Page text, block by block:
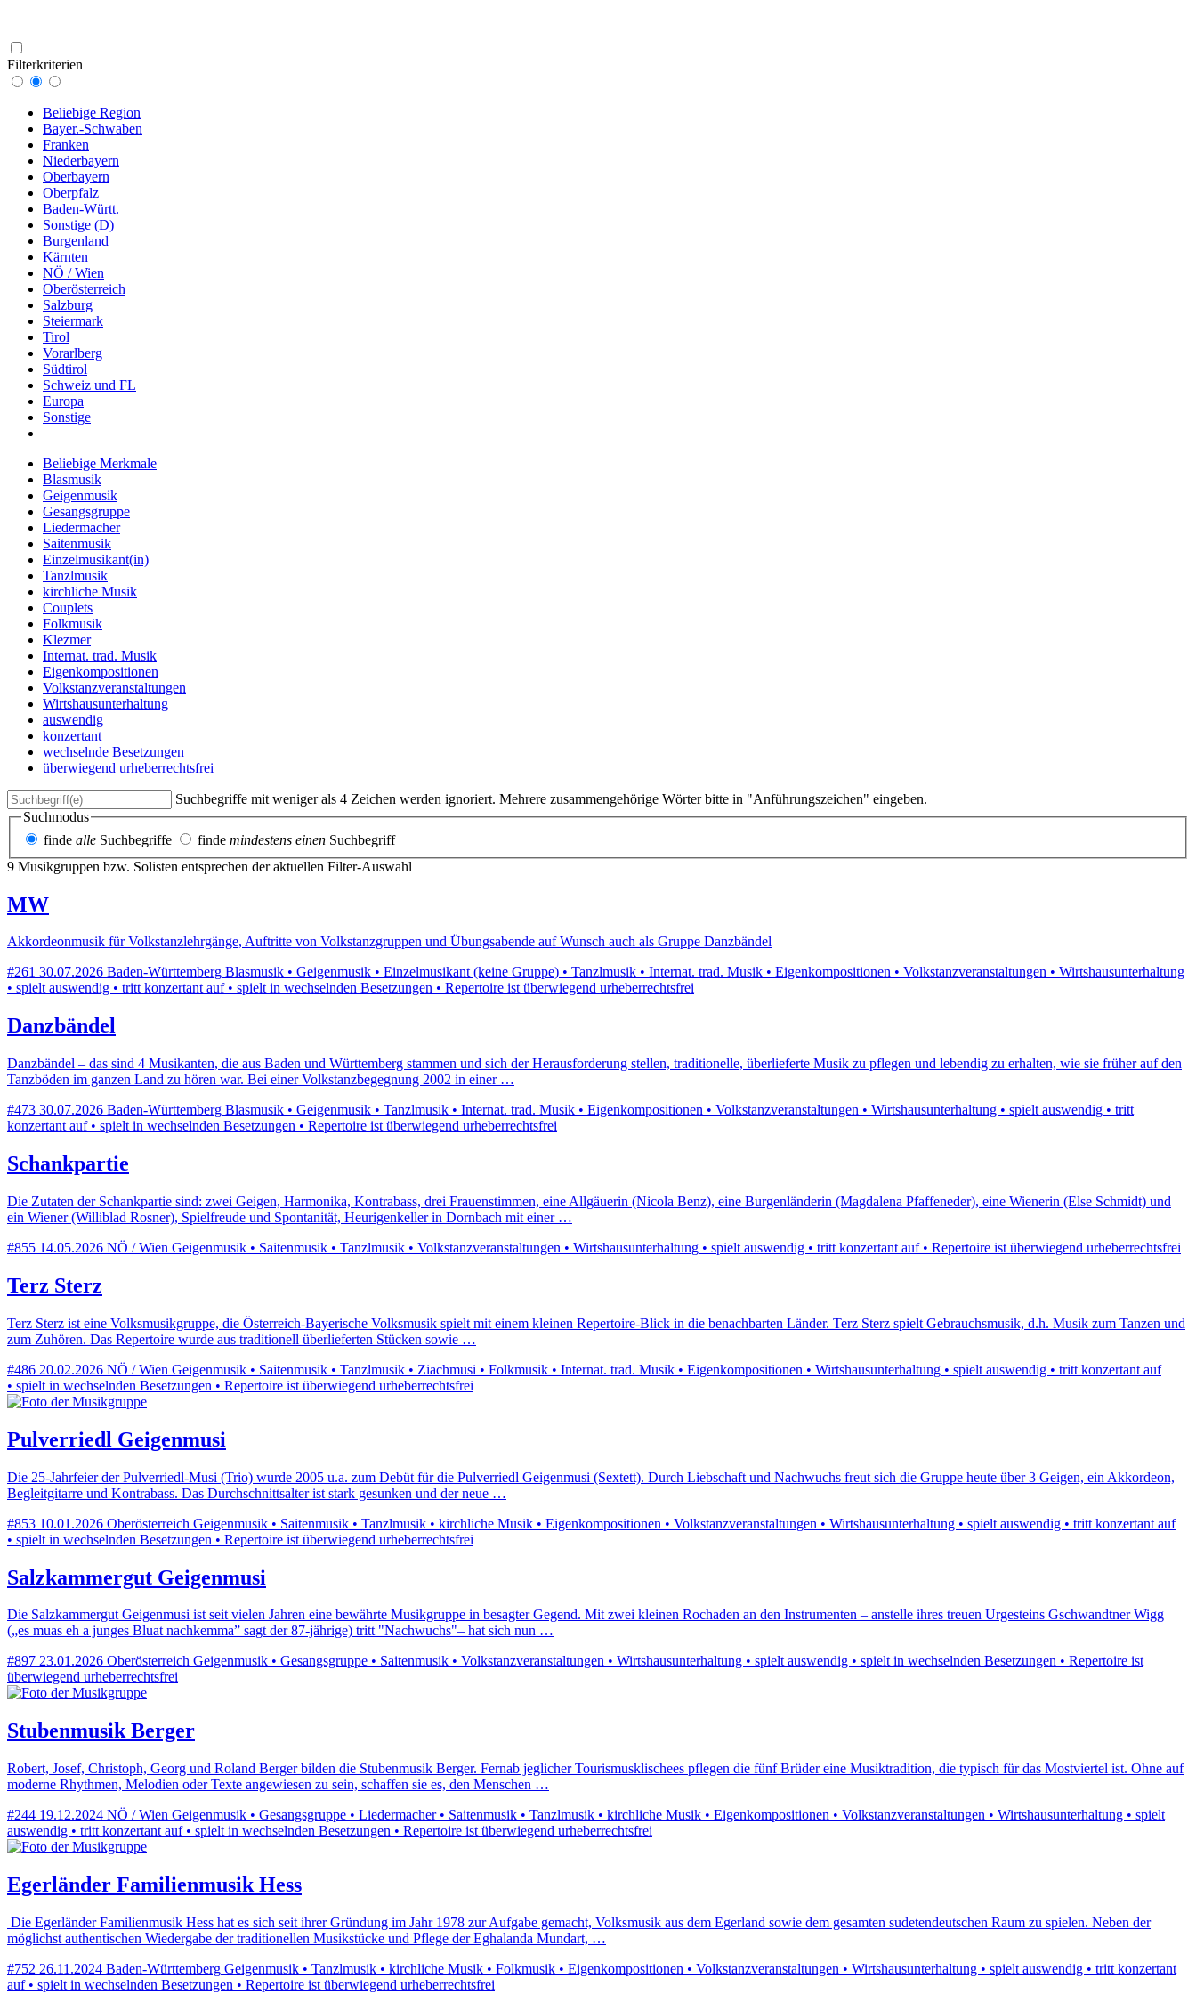
Filterkriterien
Beliebige Region
Bayer.-Schwaben
Franken
Niederbayern
Oberbayern
Oberpfalz
Baden-Württ.
Sonstige (D)
Burgenland
Kärnten
NÖ / Wien
Oberösterreich
Salzburg
Steiermark
Tirol
Vorarlberg
Südtirol
Schweiz und FL
Europa
Sonstige
Beliebige Merkmale
Blasmusik
Geigenmusik
Gesangsgruppe
Liedermacher
Saitenmusik
Einzelmusikant(in)
Tanzlmusik
kirchliche Musik
Couplets
Folkmusik
Klezmer
Internat. trad. Musik
Eigenkompositionen
Volkstanzveranstaltungen
Wirtshausunterhaltung
auswendig
konzertant
wechselnde Besetzungen
überwiegend urheberrechtsfrei
Suchbegriffe mit weniger als 4 Zeichen werden ignoriert. Mehrere zusammengehörige Wörter bitte in "Anführungszeichen" eingeben.
Suchmodus
finde alle Suchbegriffe finde mindestens einen Suchbegriff
9 Musikgruppen bzw. Solisten entsprechen der aktuellen Filter-Auswahl
MW
Akkordeonmusik für Volkstanzlehrgänge, Auftritte von Volkstanzgruppen und Übungsabende auf Wunsch auch als Gruppe Danzbändel
#261 30.07.2026 Baden-Württemberg Blasmusik • Geigenmusik • Einzelmusikant (keine Gruppe) • Tanzlmusik • Internat. trad. Musik • Eigenkompositionen • Volkstanzveranstaltungen • Wirtshausunterhaltung
• spielt auswendig • tritt konzertant auf • spielt in wechselnden Besetzungen • Repertoire ist überwiegend urheberrechtsfrei
Danzbändel
Danzbändel – das sind 4 Musikanten, die aus Baden und Württemberg stammen und sich der Herausforderung stellen, traditionelle, überlieferte Musik zu pflegen und lebendig zu erhalten, wie sie früher auf den
Tanzböden im ganzen Land zu hören war. Bei einer Volkstanzbegegnung 2002 in einer …
#473 30.07.2026 Baden-Württemberg Blasmusik • Geigenmusik • Tanzlmusik • Internat. trad. Musik • Eigenkompositionen • Volkstanzveranstaltungen • Wirtshausunterhaltung • spielt auswendig • tritt
konzertant auf • spielt in wechselnden Besetzungen • Repertoire ist überwiegend urheberrechtsfrei
Schankpartie
Die Zutaten der Schankpartie sind: zwei Geigen, Harmonika, Kontrabass, drei Frauenstimmen, eine Allgäuerin (Nicola Benz), eine Burgenländerin (Magdalena Pfaffeneder), eine Wienerin (Else Schmidt) und
ein Wiener (Williblad Rosner), Spielfreude und Spontanität, Heurigenkeller in Dornbach mit einer …
#855 14.05.2026 NÖ / Wien Geigenmusik • Saitenmusik • Tanzlmusik • Volkstanzveranstaltungen • Wirtshausunterhaltung • spielt auswendig • tritt konzertant auf • Repertoire ist überwiegend urheberrechtsfrei
Terz Sterz
Terz Sterz ist eine Volksmusikgruppe, die Österreich-Bayerische Volksmusik spielt mit einem kleinen Repertoire-Blick in die benachbarten Länder. Terz Sterz spielt Gebrauchsmusik, d.h. Musik zum Tanzen und
zum Zuhören. Das Repertoire wurde aus traditionell überlieferten Stücken sowie …
#486 20.02.2026 NÖ / Wien Geigenmusik • Saitenmusik • Tanzlmusik • Ziachmusi • Folkmusik • Internat. trad. Musik • Eigenkompositionen • Wirtshausunterhaltung • spielt auswendig • tritt konzertant auf
• spielt in wechselnden Besetzungen • Repertoire ist überwiegend urheberrechtsfrei
Pulverriedl Geigenmusi
Die 25-Jahrfeier der Pulverriedl-Musi (Trio) wurde 2005 u.a. zum Debüt für die Pulverriedl Geigenmusi (Sextett). Durch Liebschaft und Nachwuchs freut sich die Gruppe heute über 3 Geigen, ein Akkordeon,
Begleitgitarre und Kontrabass. Das Durchschnittsalter ist stark gesunken und der neue …
#853 10.01.2026 Oberösterreich Geigenmusik • Saitenmusik • Tanzlmusik • kirchliche Musik • Eigenkompositionen • Volkstanzveranstaltungen • Wirtshausunterhaltung • spielt auswendig • tritt konzertant auf
• spielt in wechselnden Besetzungen • Repertoire ist überwiegend urheberrechtsfrei
Salzkammergut Geigenmusi
Die Salzkammergut Geigenmusi ist seit vielen Jahren eine bewährte Musikgruppe in besagter Gegend. Mit zwei kleinen Rochaden an den Instrumenten – anstelle ihres treuen Urgesteins Gschwandtner Wigg
(„es muas eh a junges Bluat nachkemma” sagt der 87-jährige) tritt "Nachwuchs"– hat sich nun …
#897 23.01.2026 Oberösterreich Geigenmusik • Gesangsgruppe • Saitenmusik • Volkstanzveranstaltungen • Wirtshausunterhaltung • spielt auswendig • spielt in wechselnden Besetzungen • Repertoire ist
überwiegend urheberrechtsfrei
Stubenmusik Berger
Robert, Josef, Christoph, Georg und Roland Berger bilden die Stubenmusik Berger. Fernab jeglicher Tourismusklischees pflegen die fünf Brüder eine Musiktradition, die typisch für das Mostviertel ist. Ohne auf
moderne Rhythmen, Melodien oder Texte angewiesen zu sein, schaffen sie es, den Menschen …
#244 19.12.2024 NÖ / Wien Geigenmusik • Gesangsgruppe • Liedermacher • Saitenmusik • Tanzlmusik • kirchliche Musik • Eigenkompositionen • Volkstanzveranstaltungen • Wirtshausunterhaltung • spielt
auswendig • tritt konzertant auf • spielt in wechselnden Besetzungen • Repertoire ist überwiegend urheberrechtsfrei
Egerländer Familienmusik Hess
Die Egerländer Familienmusik Hess hat es sich seit ihrer Gründung im Jahr 1978 zur Aufgabe gemacht, Volksmusik aus dem Egerland sowie dem gesamten sudetendeutschen Raum zu spielen. Neben der
möglichst authentischen Wiedergabe der traditionellen Musikstücke und Pflege der Eghalanda Mundart, …
#752 26.11.2024 Baden-Württemberg Geigenmusik • Tanzlmusik • kirchliche Musik • Folkmusik • Eigenkompositionen • Volkstanzveranstaltungen • Wirtshausunterhaltung • spielt auswendig • tritt konzertant
auf • spielt in wechselnden Besetzungen • Repertoire ist überwiegend urheberrechtsfrei